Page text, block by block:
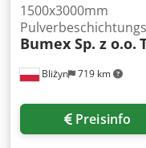
Bliżyn 719 km
1500x3000mm
Bumex Sp. z o.o.
Preisinfo